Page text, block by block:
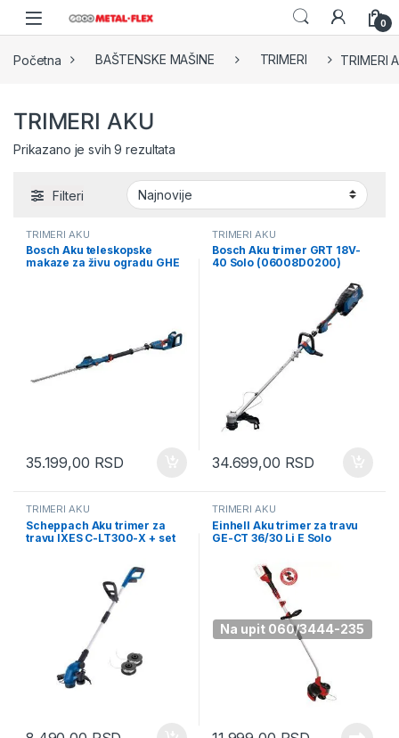
Skip to navigation
Skip to content
0
Početna BAŠTENSKE MAŠINE TRIMERI TRIMERI
TRIMERI AKU
Prikazano je svih 9 rezultataSorted by latest
Filteri
TRIMERI AKU
Bosch Aku teleskopske
makaze za živu ogradu GHE
35.199,00 RSD
TRIMERI AKU
Bosch Aku trimer GRT 18V-
40 Solo (06008D0200)
34.699,00 RSD
TRIMERI AKU
Scheppach Aku trimer za
travu IXES C-LT300-X + set
Na upit 060/3444-235
TRIMERI AKU
Einhell Aku trimer za travu
GE-CT 36/30 Li E Solo